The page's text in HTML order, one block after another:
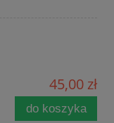
45,00 zł
do koszyka